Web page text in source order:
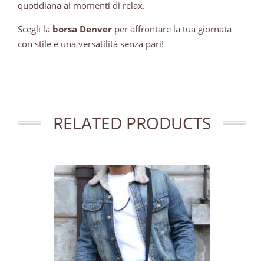
quotidiana ai momenti di relax.
Scegli la borsa Denver per affrontare la tua giornata
con stile e una versatilità senza pari!
RELATED PRODUCTS